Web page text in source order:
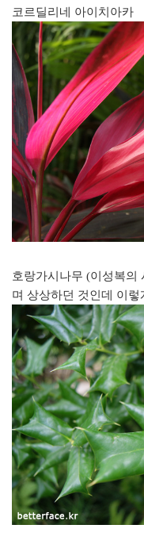
코르딜리네 아이치아카
호랑가시나무 (이성복의
며 상상하던 것인데 이렇